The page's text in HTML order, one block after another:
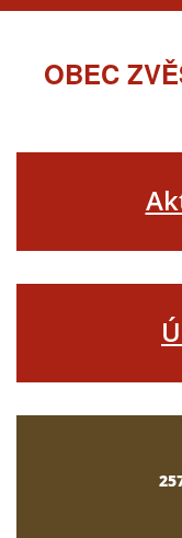
OBEC